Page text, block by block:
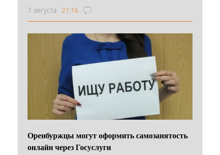
7 августа 21:16
Оренбуржцы могут оформить самозанятость
онлайн через Госуслуги